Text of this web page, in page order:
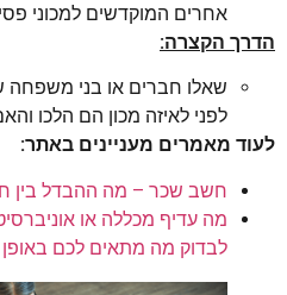
אחרים המוקדשים למכוני
הדרך הקצרה:
שאלו חברים או בני משפחה
לפני לאיזה מכון הם הלכו
לעוד מאמרים מעניינים באתר:
חשב שכר – מה ההבדל בין
מה עדיף מכללה או
לבדוק מה מתאים לכם באופן